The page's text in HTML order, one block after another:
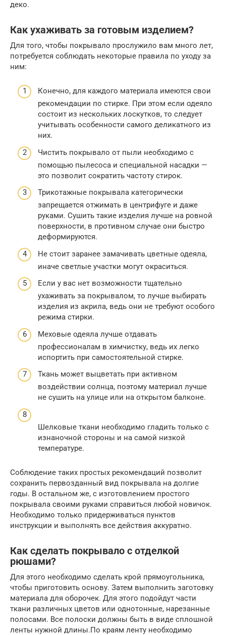
деко.
Как ухаживать за готовым изделием?
Для того, чтобы покрывало прослужило вам много лет,
потребуется соблюдать некоторые правила по уходу за
ним:
Конечно, для каждого материала имеются свои
рекомендации по стирке. При этом если одеяло
состоит из нескольких лоскутков, то следует
учитывать особенности самого деликатного из
них.
Чистить покрывало от пыли необходимо с
помощью пылесоса и специальной насадки —
это позволит сократить частоту стирок.
Трикотажные покрывала категорически
запрещается отжимать в центрифуге и даже
руками. Сушить такие изделия лучше на ровной
поверхности, в противном случае они быстро
деформируются.
Не стоит заранее замачивать цветные одеяла,
иначе светлые участки могут окраситься.
Если у вас нет возможности тщательно
ухаживать за покрывалом, то лучше выбирать
изделия из акрила, ведь они не требуют особого
режима стирки.
Меховые одеяла лучше отдавать
профессионалам в химчистку, ведь их легко
испортить при самостоятельной стирке.
Ткань может выцветать при активном
воздействии солнца, поэтому материал лучше
не сушить на улице или на открытом балконе.
Шелковые ткани необходимо гладить только с
изнаночной стороны и на самой низкой
температуре.
Соблюдение таких простых рекомендаций позволит
сохранить первозданный вид покрывала на долгие
годы. В остальном же, с изготовлением простого
покрывала своими руками справиться любой новичок.
Необходимо только придерживаться пунктов
инструкции и выполнять все действия аккуратно.
Как сделать покрывало с отделкой
рюшами?
Для этого необходимо сделать крой прямоугольника,
чтобы приготовить основу. Затем выполнить заготовку
материала для оборочек. Для этого подойдут части
ткани различных цветов или однотонные, нарезанные
полосами. Все полоски должны быть в виде сплошной
ленты нужной длины.По краям ленту необходимо